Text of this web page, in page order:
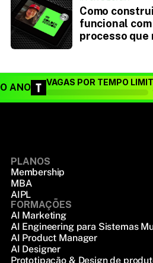
Como
funcional com
processo que
ANO VAGAS POR TEMPO
PLANOS
Membership
MBA
AIPL
FORMAÇÕES
AI Marketing
AI Engineering para Sistemas
AI Product Manager
AI Designer
Prototipação & Design de